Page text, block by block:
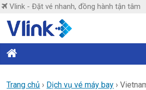
Skip
content
Vlink - Đặt vé nhanh, đồng hành tận tâm
Vlink
nhanh,
Trang chủ › Dịch vụ vé máy bay ›